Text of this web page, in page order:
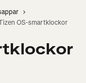
OS-smartklockor